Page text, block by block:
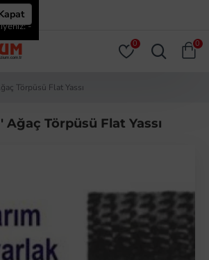
0 0
-
Törpüsü Flat Yassı
Ağaç Törpüsü Flat Yassı